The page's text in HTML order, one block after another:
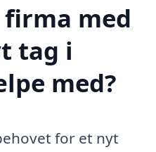
med
tag i
med?
for et nyt